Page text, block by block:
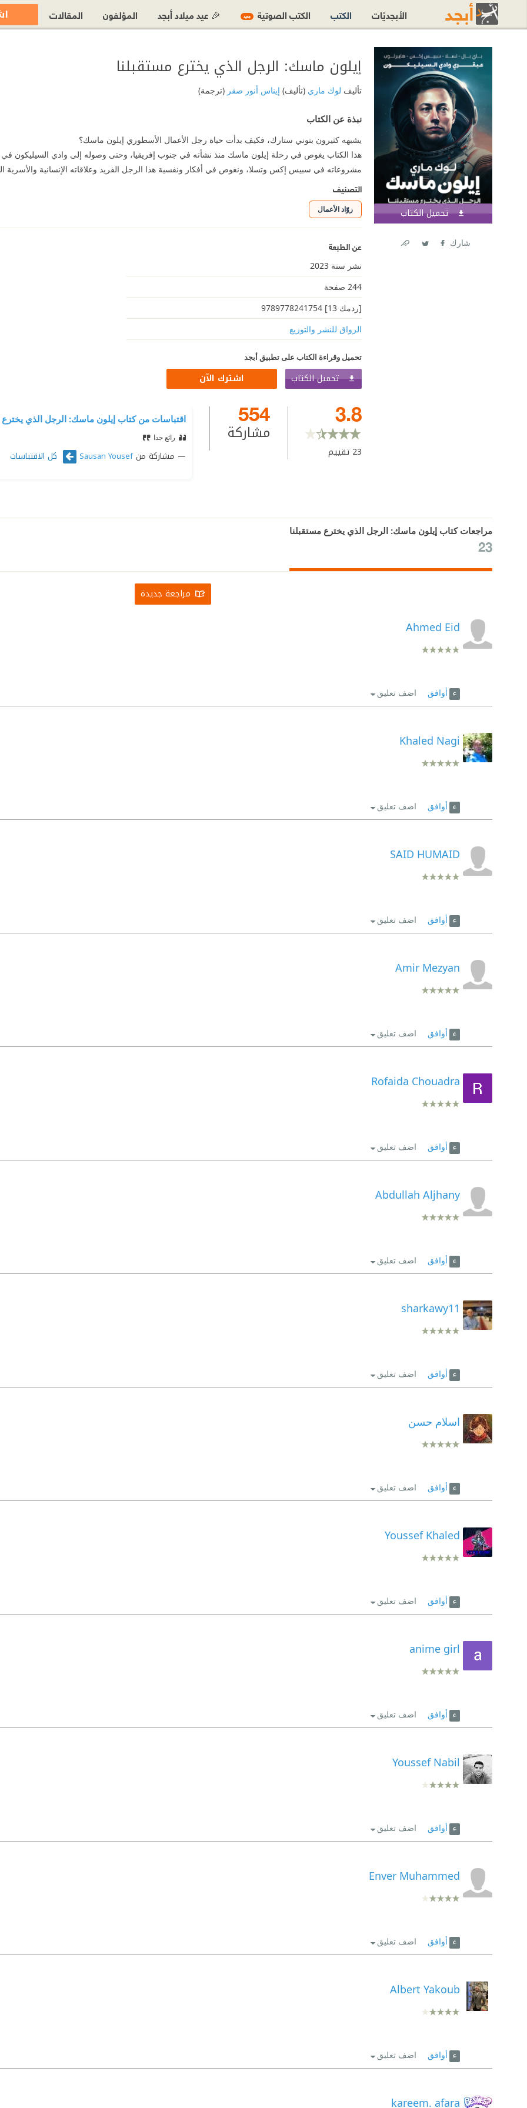
تحميل الكتاب اشترك الآن
شارك
إيلون ماسك: الرجل الذي يخترع مستقبلنا
تأليف لوك ماري(تأليف) إيناس أنور صقر(ترجمة)
نبذة عن الكتاب
يشبهه كثيرون بتوني ستارك، فكيف بدأت حياة رجل الأعمال الأسطوري إيلون ماسك؟
هذا الكتاب يغوص في رحلة إيلون ماسك منذ نشأته في جنوب إفريقيا، وحتى وصوله إلى وادي
مشروعاته في سبيس إكس وتسلا، ونغوص في أفكار ونفسية هذا الرجل الفريد وعلاقاته الإنسانية والأسرية
التصنيف
روّاد الأعمال
عن الطبعة
نشر سنة 2023
244 صفحة
[ردمك 13] 9789778241754
الرواق للنشر والتوزيع
تحميل وقراءة الكتاب على تطبيق أبجد
تحميل الكتاب اشترك الآن
3.8
23 تقييم
554
مشاركة
اقتباسات من كتاب إيلون ماسك: الرجل الذي يخترع
رائع جدا
مشاركة منSausan Yousef كل الاقتباسات
مراجعات كتاب إيلون ماسك: الرجل الذي يخترع مستقبلنا
23
مراجعة جديدة
Ahmed Eid
أوافق اضف تعليق
Khaled Nagi
أوافق اضف تعليق
SAID HUMAID
أوافق اضف تعليق
Amir Mezyan
أوافق اضف تعليق
Rofaida Chouadra
أوافق اضف تعليق
Abdullah Aljhany
أوافق اضف تعليق
sharkawy11
أوافق اضف تعليق
اسلام حسن
أوافق اضف تعليق
Youssef Khaled
أوافق اضف تعليق
anime girl
أوافق اضف تعليق
Youssef Nabil
أوافق اضف تعليق
Enver Muhammed
أوافق اضف تعليق
Albert Yakoub
أوافق اضف تعليق
kareem. afara
الأبجديّات الكتب الكتب الصوتية جديد 🎉 عيد ميلاد أبجد المؤلفون المقالات